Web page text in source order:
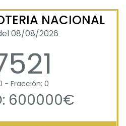
NACIONAL
08/08/2026
- Fracción: 0
600000€